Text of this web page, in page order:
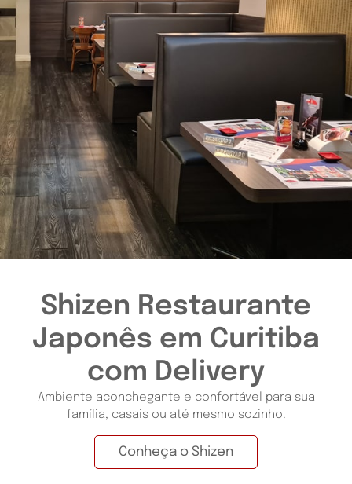
Shizen Restaurante
Japonês em Curitiba
com Delivery
Ambiente aconchegante e confortável para sua
família, casais ou até mesmo sozinho.
Conheça o Shizen